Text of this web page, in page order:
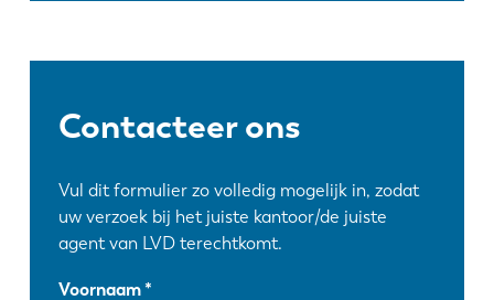
Contacteer ons
Vul dit formulier zo volledig mogelijk in, zodat
uw verzoek bij het juiste kantoor/de juiste
agent van LVD terechtkomt.
Voornaam